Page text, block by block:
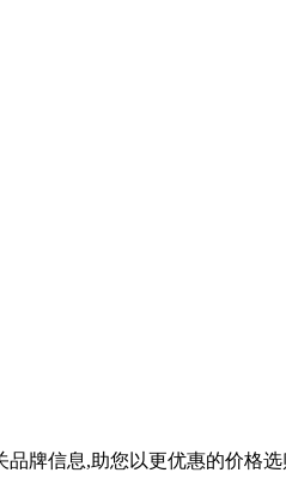
牌信息,助您以更优惠的价格